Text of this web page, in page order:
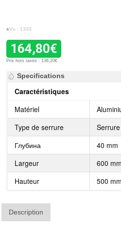
Vu : 1333
164,80€
Prix hors taxes : 136,20€
Specifications
Caractéristiques
Matériel
Type de serrure
Глубина
40 mm
Largeur
600 mm
Hauteur
500 mm
Description